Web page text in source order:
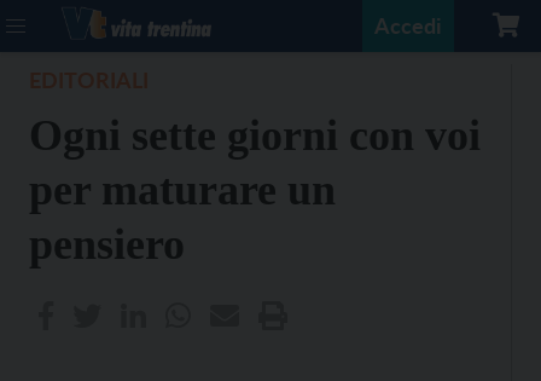
Accedi
Ogni sette giorni con voi
per maturare un
pensiero